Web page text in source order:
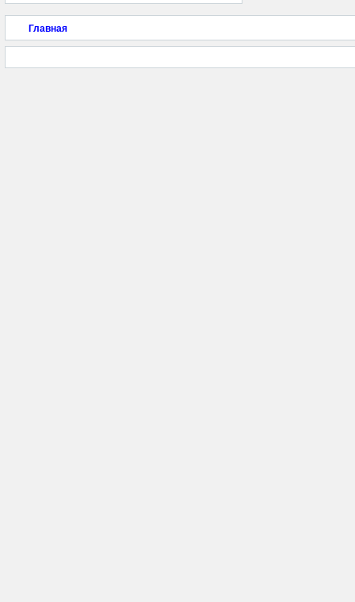
Главная